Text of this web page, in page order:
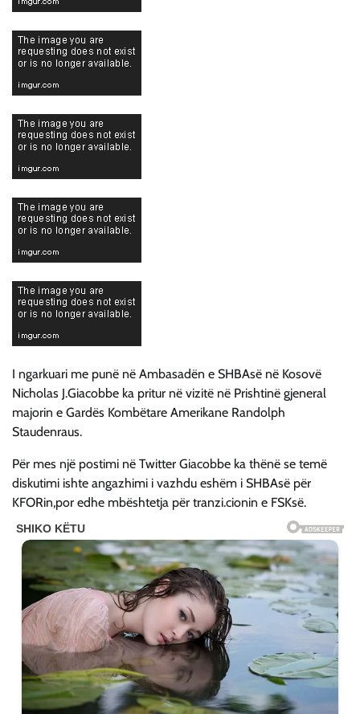
I ngarkuari me punë në Ambasadën e SHBAsë në Kosovë
Nicholas J.Giacobbe ka pritur në vizitë në Prishtinë gjeneral
majorin e Gardës Kombëtare Amerikane Randolph
Staudenraus.
Për mes një postimi në Twitter Giacobbe ka thënë se temë
diskutimi ishte angazhimi i vazhdu eshëm i SHBAsë për
KFORin,por edhe mbështetja për tranzi.cionin e FSKsë.